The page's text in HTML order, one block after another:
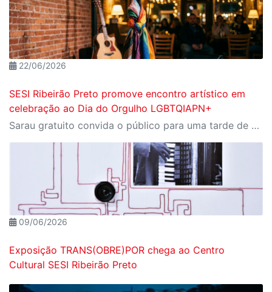
22/06/2026
SESI Ribeirão Preto promove encontro artístico em
celebração ao Dia do Orgulho LGBTQIAPN+
Sarau gratuito convida o público para uma tarde de arte, diversidade e livre expressão no dia 28 de junho
09/06/2026
Exposição TRANS(OBRE)POR chega ao Centro
Cultural SESI Ribeirão Preto